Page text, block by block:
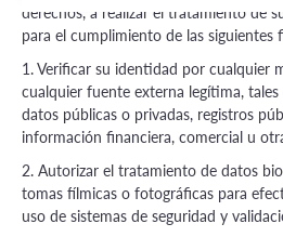
derechos, a realizar el tratamiento de
para el cumplimiento de las siguientes
1. Verificar su identidad por cualquier
cualquier fuente externa legítima,
datos públicas o privadas, registros
información financiera, comercial u
2. Autorizar el tratamiento de datos
tomas fílmicas o fotográficas para
uso de sistemas de seguridad y